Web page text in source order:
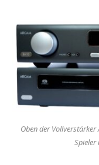
Oben der
Spieler